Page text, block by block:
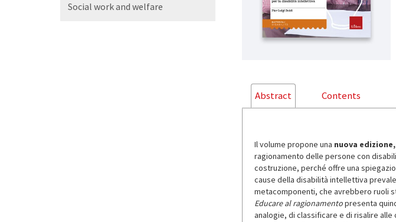
Social work and welfare
Abstract Contents
Il volume propone una nuova
ragionamento delle persone con
costruzione, perché offre una
cause della disabilità intellettiva
metacomponenti, che avrebbero ruoli
Educare al ragionamentopresenta
analogie, di classificare e di risalire